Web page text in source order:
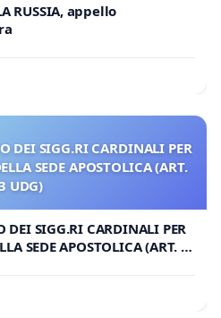
RUSSIA, appello
DEI SIGG.RI CARDINALI PER
SEDE APOSTOLICA (ART.
UDG)
DEI SIGG.RI CARDINALI PER
SEDE APOSTOLICA (ART. 3